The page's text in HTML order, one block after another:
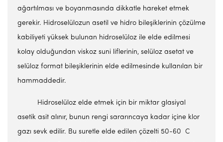
ağartılması ve boyanmasında dikkatle hareket etmek
gerekir. Hidroselülozun asetil ve hidro bileşiklerinin çözülme
kabiliyeti yüksek bulunan hidroselüloz ile elde edilmesi
kolay olduğundan viskoz suni liflerinin, selüloz asetat ve
selüloz format bileşiklerinin elde edilmesinde kullanılan bir
hammaddedir.
Hidroselüloz elde etmek için bir miktar glasiyal
asetik asit alınır, bunun rengi sararıncaya kadar içine klor
gazı sevk edilir. Bu suretle elde edilen çözelti 50-60 C